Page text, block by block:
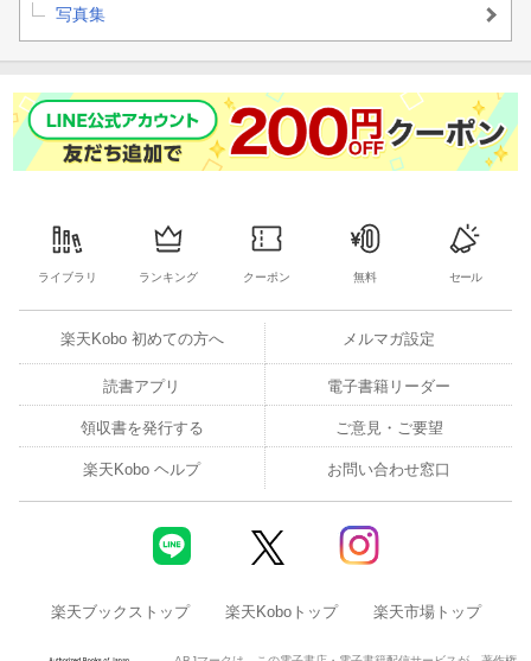
写真集
ライブラリ ランキング クーポン 無料 セール
楽天Kobo 初めての方へ メルマガ設定
読書アプリ 電子書籍リーダー
領収書を発行する ご意見・ご要望
楽天Kobo ヘルプ お問い合わせ窓口
楽天ブックストップ 楽天Koboトップ 楽天市場トップ